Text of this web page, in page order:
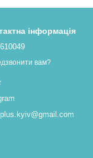
інформація
вам?